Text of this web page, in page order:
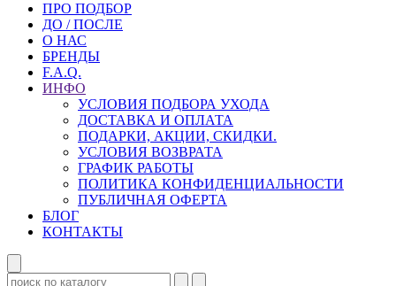
ПРО ПОДБОР
ДО / ПОСЛЕ
О НАС
БРЕНДЫ
F.A.Q.
ИНФО
УСЛОВИЯ ПОДБОРА УХОДА
ДОСТАВКА И ОПЛАТА
ПОДАРКИ, АКЦИИ, СКИДКИ.
УСЛОВИЯ ВОЗВРАТА
ГРАФИК РАБОТЫ
ПОЛИТИКА КОНФИДЕНЦИАЛЬНОСТИ
ПУБЛИЧНАЯ ОФЕРТА
БЛОГ
КОНТАКТЫ